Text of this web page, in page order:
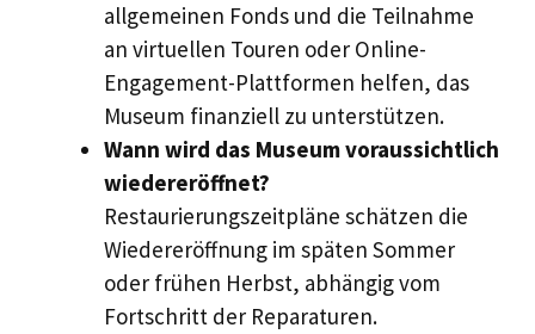
allgemeinen Fonds und die Teilnahme
an virtuellen Touren oder Online-
Engagement-Plattformen helfen, das
Museum finanziell zu unterstützen.
Wann wird das Museum voraussichtlich
wiedereröffnet?
Restaurierungszeitpläne schätzen die
Wiedereröffnung im späten Sommer
oder frühen Herbst, abhängig vom
Fortschritt der Reparaturen.